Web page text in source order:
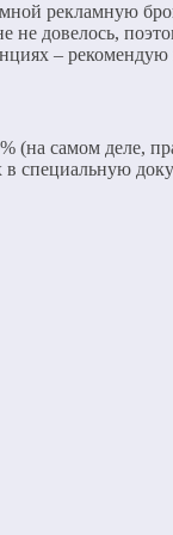
рекламную
довелось,
– рекомендую
самом деле,
специальную